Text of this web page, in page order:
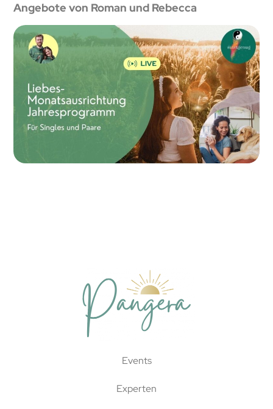
Angebote von Roman und Rebecca
Events
Experten